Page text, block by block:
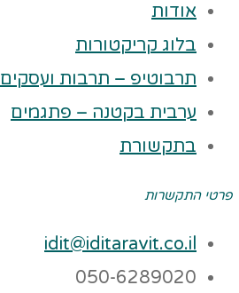
אודות
בלוג קריקטורות
תרבוטיפ – תרבות ועסקים
ערבית בקטנה – פתגמים
בתקשורת
פרטי התקשרות
idit@iditaravit.co.il
050-6289020